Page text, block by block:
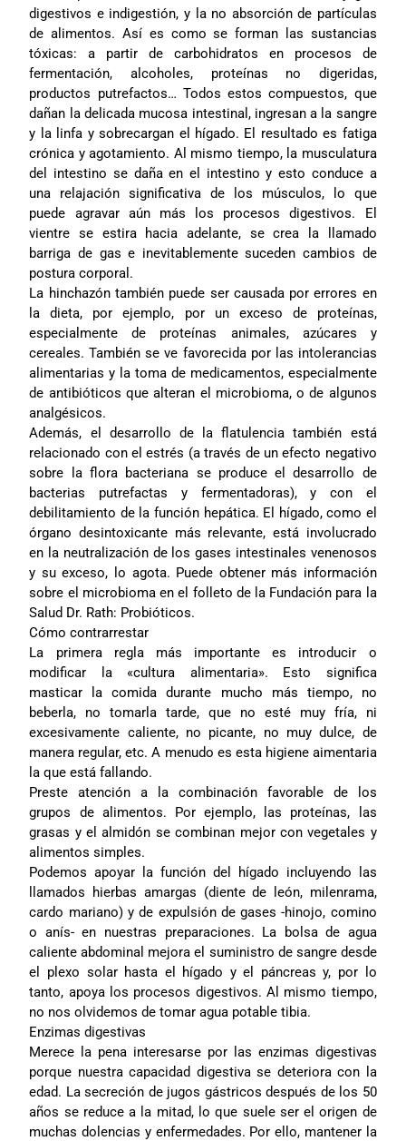
digestivos e indigestión, y la no absorción de partículas
de alimentos. Así es como se forman las sustancias
tóxicas: a partir de carbohidratos en procesos de
fermentación, alcoholes, proteínas no digeridas,
productos putrefactos… Todos estos compuestos, que
dañan la delicada mucosa intestinal, ingresan a la sangre
y la linfa y sobrecargan el hígado. El resultado es fatiga
crónica y agotamiento. Al mismo tiempo, la musculatura
del intestino se daña en el intestino y esto conduce a
una relajación significativa de los músculos, lo que
puede agravar aún más los procesos digestivos. El
vientre se estira hacia adelante, se crea la llamado
barriga de gas e inevitablemente suceden cambios de
postura corporal.
La hinchazón también puede ser causada por errores en
la dieta, por ejemplo, por un exceso de proteínas,
especialmente de proteínas animales, azúcares y
cereales. También se ve favorecida por las intolerancias
alimentarias y la toma de medicamentos, especialmente
de antibióticos que alteran el microbioma, o de algunos
analgésicos.
Además, el desarrollo de la flatulencia también está
relacionado con el estrés (a través de un efecto negativo
sobre la flora bacteriana se produce el desarrollo de
bacterias putrefactas y fermentadoras), y con el
debilitamiento de la función hepática. El hígado, como el
órgano desintoxicante más relevante, está involucrado
en la neutralización de los gases intestinales venenosos
y su exceso, lo agota. Puede obtener más información
sobre el microbioma en el folleto de la Fundación para la
Salud Dr. Rath: Probióticos.
Cómo contrarrestar
La primera regla más importante es introducir o
modificar la «cultura alimentaria». Esto significa
masticar la comida durante mucho más tiempo, no
beberla, no tomarla tarde, que no esté muy fría, ni
excesivamente caliente, no picante, no muy dulce, de
manera regular, etc. A menudo es esta higiene aimentaria
la que está fallando.
Preste atención a la combinación favorable de los
grupos de alimentos. Por ejemplo, las proteínas, las
grasas y el almidón se combinan mejor con vegetales y
alimentos simples.
Podemos apoyar la función del hígado incluyendo las
llamados hierbas amargas (diente de león, milenrama,
cardo mariano) y de expulsión de gases -hinojo, comino
o anís- en nuestras preparaciones. La bolsa de agua
caliente abdominal mejora el suministro de sangre desde
el plexo solar hasta el hígado y el páncreas y, por lo
tanto, apoya los procesos digestivos. Al mismo tiempo,
no nos olvidemos de tomar agua potable tibia.
Enzimas digestivas
Merece la pena interesarse por las enzimas digestivas
porque nuestra capacidad digestiva se deteriora con la
edad. La secreción de jugos gástricos después de los 50
años se reduce a la mitad, lo que suele ser el origen de
muchas dolencias y enfermedades. Por ello, mantener la